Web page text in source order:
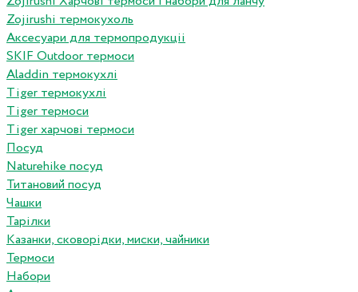
Zojirushi термокухоль
Аксесуари для термопродукціі
SKIF Outdoor термоси
Aladdin термокухлі
Tiger термокухлі
Tiger термоси
Tiger харчові термоси
Посуд
Naturehike посуд
Титановий посуд
Чашки
Тарілки
Казанки, сковорідки, миски, чайники
Термоси
Набори